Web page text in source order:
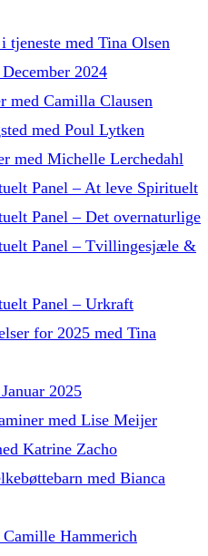
med Tina Olsen
2024
med Camilla Clausen
med Poul Lytken
med Michelle Lerchedahl
Panel – At leve Spirituelt
Panel – Det overnaturlige
Panel – Tvillingesjæle &
Panel – Urkraft
for 2025 med Tina
2025
med Lise Meijer
Katrine Zacho
med Bianca
Hammerich